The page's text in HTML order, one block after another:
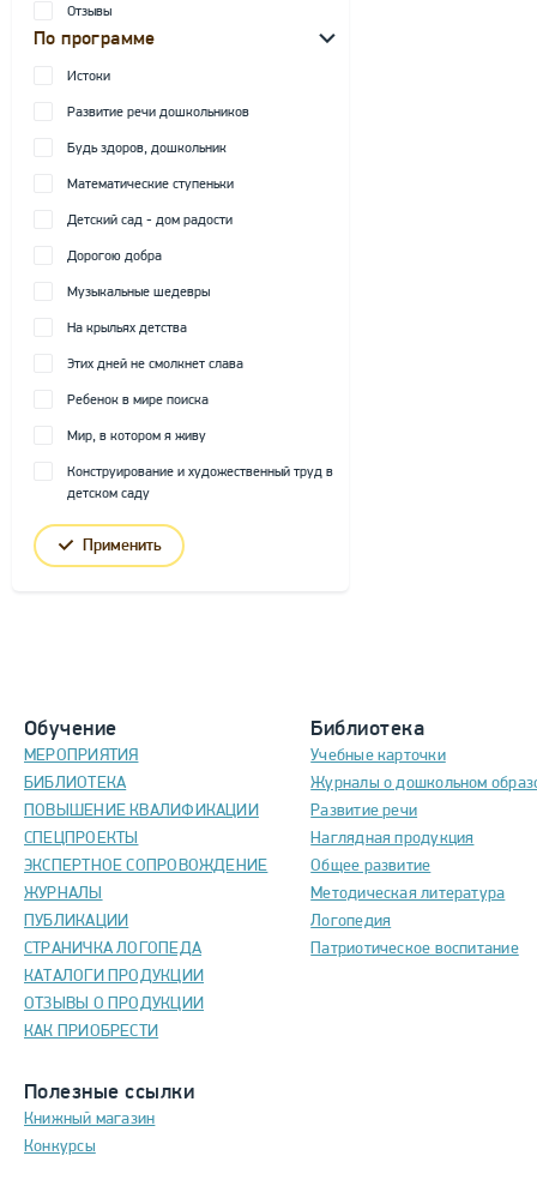
Отзывы
По программе
Истоки
Развитие речи дошкольников
Будь здоров, дошкольник
Математические ступеньки
Детский сад - дом радости
Дорогою добра
Музыкальные шедевры
На крыльях детства
Этих дней не смолкнет слава
Ребенок в мире поиска
Мир, в котором я живу
Конструирование и художественный труд в
детском саду
Применить
Обучение
МЕРОПРИЯТИЯ
БИБЛИОТЕКА
ПОВЫШЕНИЕ КВАЛИФИКАЦИИ
СПЕЦПРОЕКТЫ
ЭКСПЕРТНОЕ СОПРОВОЖДЕНИЕ
ЖУРНАЛЫ
ПУБЛИКАЦИИ
СТРАНИЧКА ЛОГОПЕДА
КАТАЛОГИ ПРОДУКЦИИ
ОТЗЫВЫ О ПРОДУКЦИИ
КАК ПРИОБРЕСТИ
Полезные ссылки
Книжный магазин
Конкурсы
Библиотека
Учебные карточки
Журналы о дошкольном
Развитие речи
Наглядная продукция
Общее развитие
Методическая литература
Логопедия
Патриотическое воспитание